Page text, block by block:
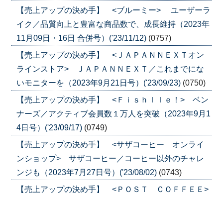
【売上アップの決め手】 <ブルーミー> ユーザーラ
イク／品質向上と豊富な商品数で、成長維持（2023年
11月09日・16日 合併号）('23/11/12) (0757)
【売上アップの決め手】 <ＪＡＰＡＮＮＥＸＴオン
ラインストア> ＪＡＰＡＮＮＥＸＴ／これまでにな
いモニターを（2023年9月21日号）('23/09/23) (0750)
【売上アップの決め手】 <Ｆｉｓｈｌｌｅ！> ベン
ナーズ／アクティブ会員数１万人を突破（2023年9月1
4日号）('23/09/17) (0749)
【売上アップの決め手】 <サザコーヒー オンライ
ンショップ> サザコーヒー／コーヒー以外のチャレ
ンジも（2023年7月27日号）('23/08/02) (0743)
【売上アップの決め手】 <ＰＯＳＴ ＣＯＦＦＥＥ>